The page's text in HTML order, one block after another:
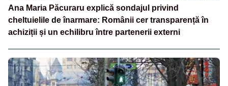
Ana Maria Păcuraru explică sondajul privind
cheltuielile de înarmare: Românii cer transparență în
achiziții și un echilibru între partenerii externi